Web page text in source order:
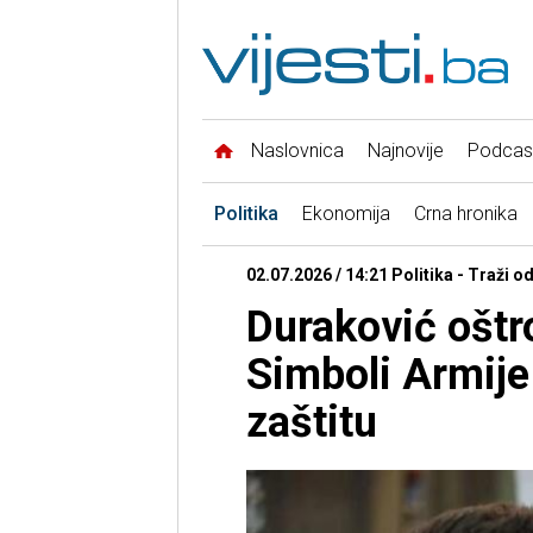
Naslovnica Najnovije
Politika Ekonomija Crna hronika
02.07.2026 / 14:21 Politika - Traži
Duraković
Simboli
zaštitu